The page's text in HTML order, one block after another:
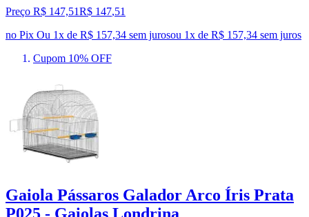
Preço R$ 147,51R$ 147,51
no Pix Ou 1x de R$ 157,34 sem jurosou 1x de R$ 157,34 sem juros
Cupom 10% OFF
Gaiola Pássaros Galador Arco Íris Prata